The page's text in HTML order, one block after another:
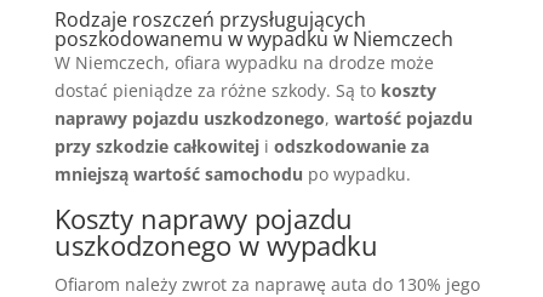
Rodzaje roszczeń przysługujących
poszkodowanemu w wypadku w Niemczech
W Niemczech, ofiara wypadku na drodze może
dostać pieniądze za różne szkody. Są to koszty
naprawy pojazdu uszkodzonego, wartość pojazdu
przy szkodzie całkowiteji odszkodowanie za
mniejszą wartość samochodu po wypadku.
Koszty naprawy pojazdu
uszkodzonego w wypadku
Ofiarom należy zwrot za naprawę auta do 130% jego